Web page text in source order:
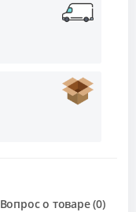
Вопрос о товаре (0)